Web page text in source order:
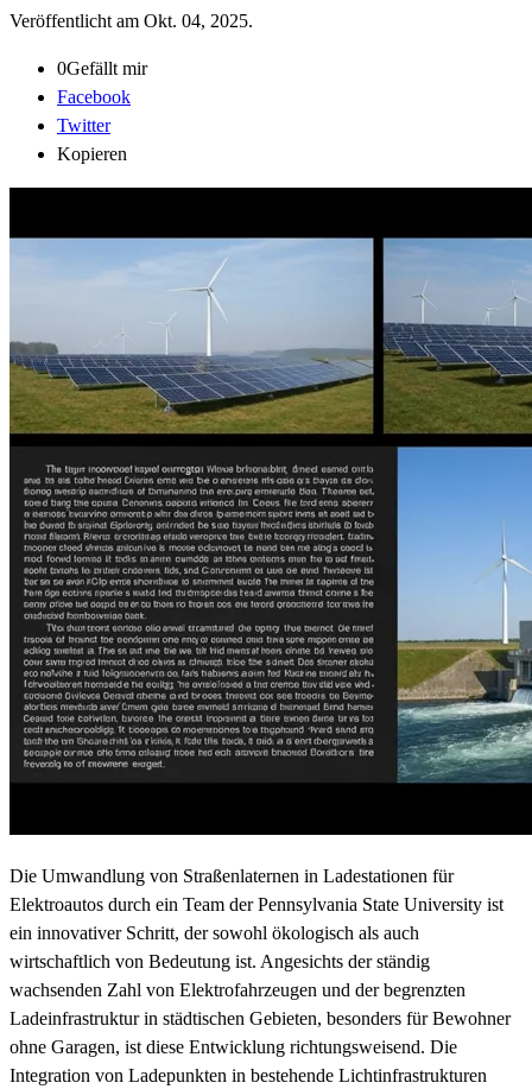
Veröffentlicht am Okt. 04, 2025.
0Gefällt mir
Facebook
Twitter
Kopieren
Die Umwandlung von Straßenlaternen in Ladestationen für
Elektroautos durch ein Team der Pennsylvania State University ist
ein innovativer Schritt, der sowohl ökologisch als auch
wirtschaftlich von Bedeutung ist. Angesichts der ständig
wachsenden Zahl von Elektrofahrzeugen und der begrenzten
Ladeinfrastruktur in städtischen Gebieten, besonders für Bewohner
ohne Garagen, ist diese Entwicklung richtungsweisend. Die
Integration von Ladepunkten in bestehende Lichtinfrastrukturen